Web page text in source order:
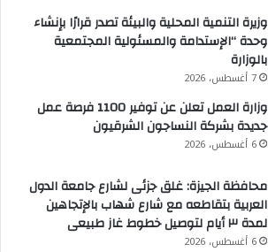
وزيرة التنمية المحلية والبيئة تصدر قرارًا بإنشاء
وحدة “الإستدامة والمسئولية المجتمعية
بالوزارة
7 أغسطس، 2026
وزارة العمل تعلن عن توفير 1100 فرصة عمل
جديدة بشركة النساجون الشرقيون
6 أغسطس، 2026
محافظة الجيزة: غلق جزئى لشارع جامعة الدول
العربية بتقاطعه مع شارع شهاب بالإتجاهين
لمدة ٣ أيام لتوصيل خطوط غاز طبيعى
6 أغسطس، 2026